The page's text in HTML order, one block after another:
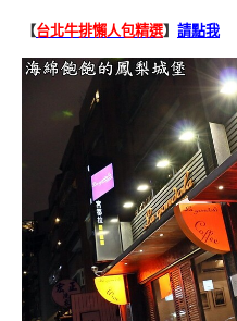
【台北牛排懶人包精選】 請點我